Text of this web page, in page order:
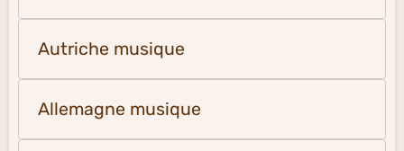
Autriche musique
Allemagne musique